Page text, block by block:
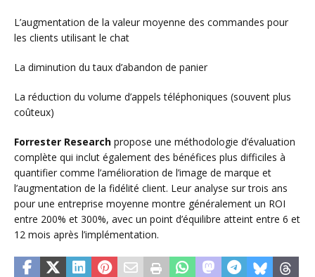
L’augmentation de la valeur moyenne des commandes pour
les clients utilisant le chat
La diminution du taux d’abandon de panier
La réduction du volume d’appels téléphoniques (souvent plus
coûteux)
Forrester Research propose une méthodologie d’évaluation
complète qui inclut également des bénéfices plus difficiles à
quantifier comme l’amélioration de l’image de marque et
l’augmentation de la fidélité client. Leur analyse sur trois ans
pour une entreprise moyenne montre généralement un ROI
entre 200% et 300%, avec un point d’équilibre atteint entre 6 et
12 mois après l’implémentation.